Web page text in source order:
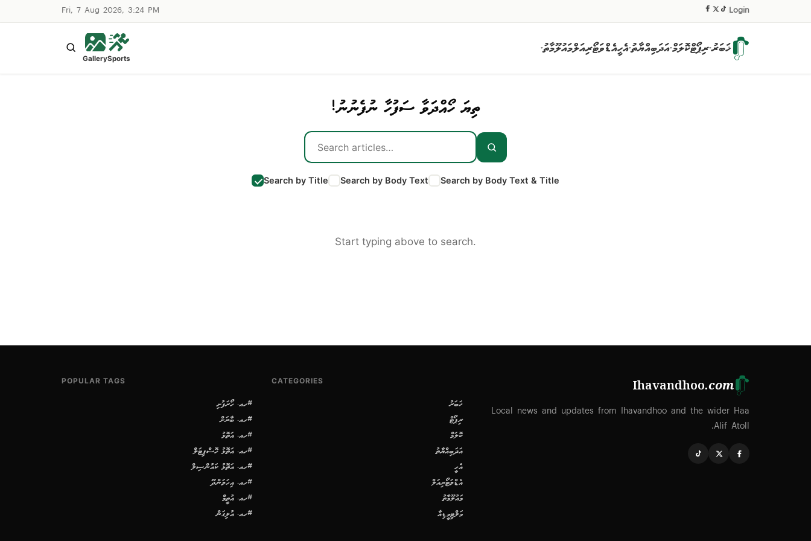
Fri, 7 Aug 2026, 3:24 PM Login
ޚަބަރު▾ރިޕޯޓްކޮލަމް▾އަދަބިއްޔާތު▾އެހީއެޑްވަޓޯރިއަލްމައުލޫމާތު▾
Sports
Gallery
ތިޔަ ހޯއްދަވާ ސަފުހާ ނުފެނުނު!
Search by Title Search by Body Text Search by Body Text & Title
Start typing above to search.
Ihavandhoo.com
Local news and updates from Ihavandhoo and the wider Haa
Alif Atoll.
CATEGORIES
ޚަބަރު
ރިޕޯޓް
ކޮލަމް
އަދަބިއްޔާތު
އެހީ
އެޑްވަޓޯރިއަލް
މައުލޫމާތު
މަލްޓިމީޑިއާ
POPULAR TAGS
#ހއ. ހޯރަފުށި
#ހއ. ބާރަށް
#ހއ. އަތޮޅު
#ހއ. އަތޮޅު ހޮސްޕިޓަލް
#ހއ. އަތޮޅު ކައުންސިލް
#ހއ. އިހަވަންދޫ
#ހއ. އުތީމް
#ހއ. އުލިގަން